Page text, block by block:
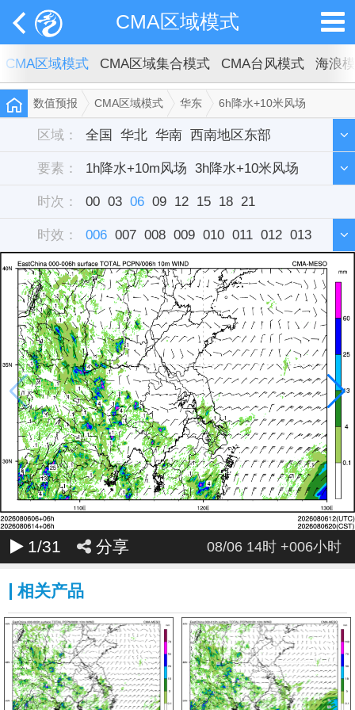
CMA区域模式
CMA区域模式 CMA区域集合模式 CMA台风模式 海浪
数值预报 CMA区域模式 华东 6h降水+10米风场
区域： 全国 华北 华南 西南地区东部
西北地区东部 东北 华中 西藏 新疆
华东 单站
要素： 1h降水+10m风场 3h降水+10米风场
6h降水+10米风场 12h降水+10米风场
雷达组合反射率
时次： 00 03 06 09 12 15 18 21
时效： 006 007 008 009 010 011 012 013
014 015 016 017 018 019 020 021
022 023 024 025 026 027 028 029
030 031 032 033 034 035 036
1/31 分享 08/06 14时 +006小时
相关产品